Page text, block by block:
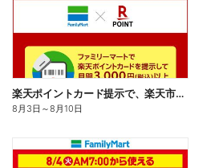
楽天ポイントカード提示で、楽天市場でのお買い物がおトクに!
8月3日 ～8月10日